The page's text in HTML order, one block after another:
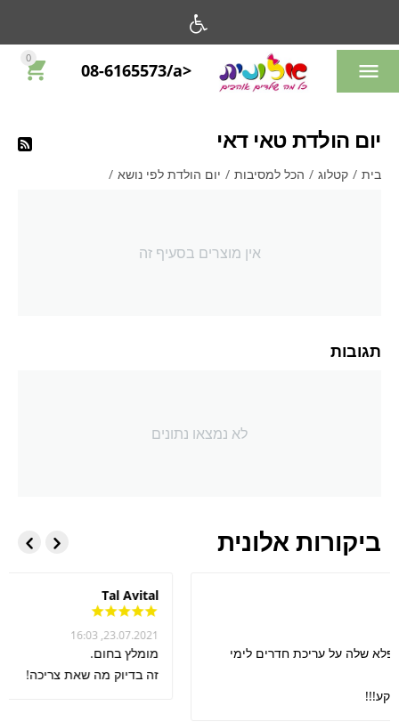
0 08-6165573/a>
יום הולדת טאי דאי
בית / קטלוג / הכל למסיבות / יום הולדת לפי נושא /
אין מוצרים בסעיף זה
תגובות
לא נמצאו נתונים
ביקורות אלונית
חדרים לימי
מומלץ בחום.
זה בדיוק מה שאת צריכה!